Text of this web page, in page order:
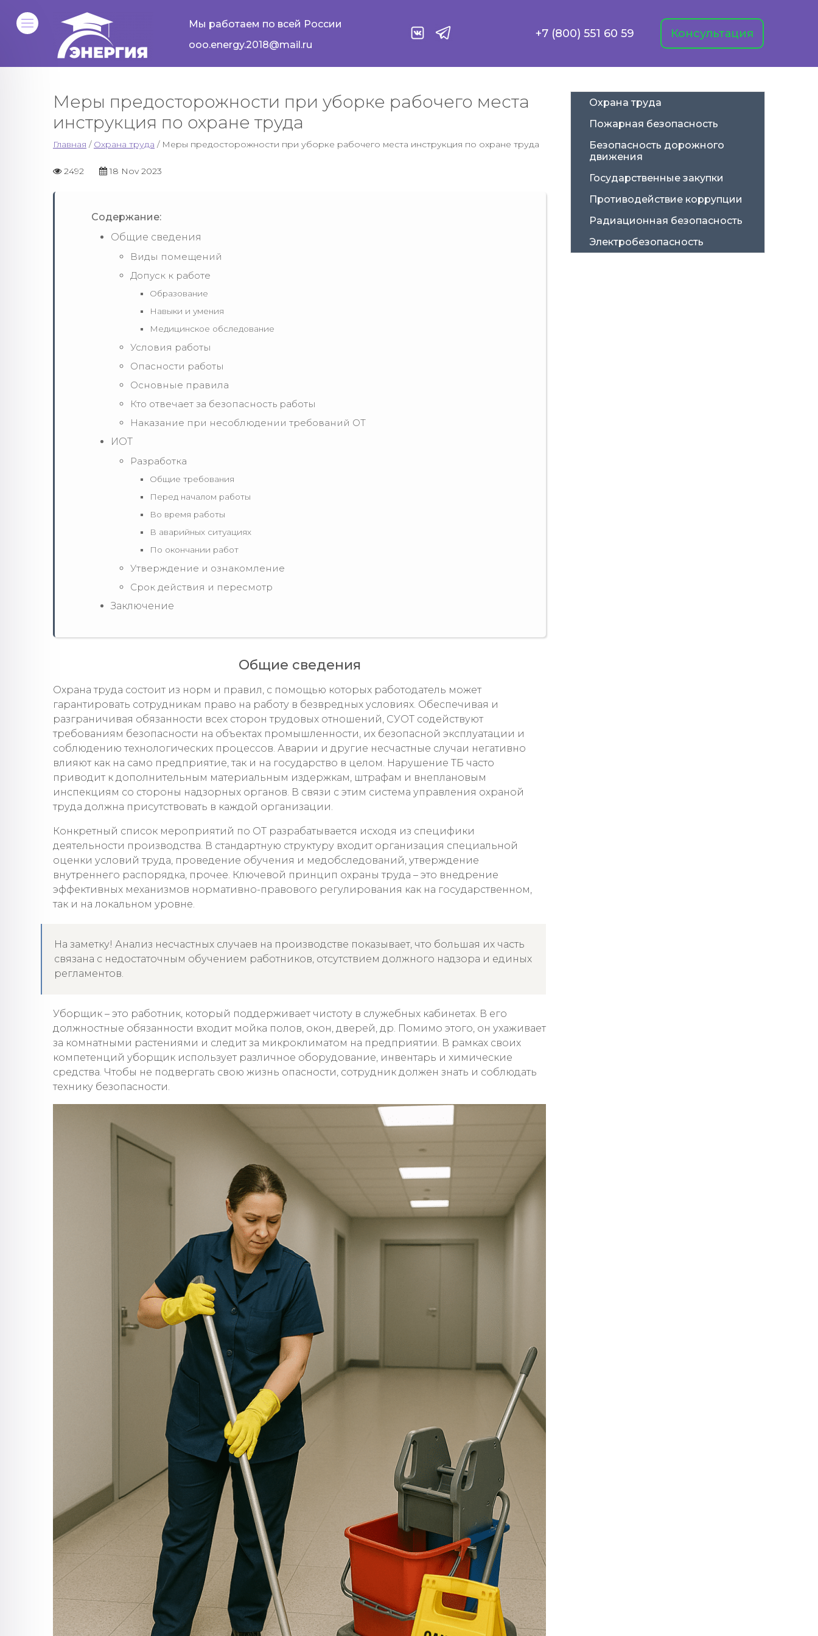
Мы работаем по всей России
+7 (800) 551 60 59 Консультация
ooo.energy.2018@mail.ru
Меры предосторожности при уборке рабочего места
инструкция по охране труда
Главная / Охрана труда / Меры предосторожности при уборке рабочего места инструкция по охране труда
2492 18 Nov 2023
Содержание:
Общие сведения
Виды помещений
Допуск к работе
Образование
Навыки и умения
Медицинское обследование
Условия работы
Опасности работы
Основные правила
Кто отвечает за безопасность работы
Наказание при несоблюдении требований ОТ
ИОТ
Разработка
Общие требования
Перед началом работы
Во время работы
В аварийных ситуациях
По окончании работ
Утверждение и ознакомление
Срок действия и пересмотр
Заключение
Общие сведения
Охрана труда состоит из норм и правил, с помощью которых работодатель может
гарантировать сотрудникам право на работу в безвредных условиях. Обеспечивая и
разграничивая обязанности всех сторон трудовых отношений, СУОТ содействуют
требованиям безопасности на объектах промышленности, их безопасной эксплуатации и
соблюдению технологических процессов. Аварии и другие несчастные случаи негативно
влияют как на само предприятие, так и на государство в целом. Нарушение ТБ часто
приводит к дополнительным материальным издержкам, штрафам и внеплановым
инспекциям со стороны надзорных органов. В связи с этим система управления охраной
труда должна присутствовать в каждой организации.
Конкретный список мероприятий по ОТ разрабатывается исходя из специфики
деятельности производства. В стандартную структуру входит организация специальной
оценки условий труда, проведение обучения и медобследований, утверждение
внутреннего распорядка, прочее. Ключевой принцип охраны труда – это внедрение
эффективных механизмов нормативно-правового регулирования как на государственном,
так и на локальном уровне.
На заметку! Анализ несчастных случаев на производстве показывает, что большая их часть
связана с недостаточным обучением работников, отсутствием должного надзора и единых
регламентов.
Уборщик – это работник, который поддерживает чистоту в служебных кабинетах. В его
должностные обязанности входит мойка полов, окон, дверей, др. Помимо этого, он ухаживает
за комнатными растениями и следит за микроклиматом на предприятии. В рамках своих
компетенций уборщик использует различное оборудование, инвентарь и химические
средства. Чтобы не подвергать свою жизнь опасности, сотрудник должен знать и соблюдать
технику безопасности.
Охрана труда
Пожарная безопасность
Безопасность дорожного
движения
Государственные закупки
Противодействие коррупции
Радиационная безопасность
Электробезопасность